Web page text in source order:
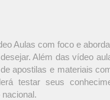
Aulas com foco e
Além das vídeo
apostilas e materiais
testar seus